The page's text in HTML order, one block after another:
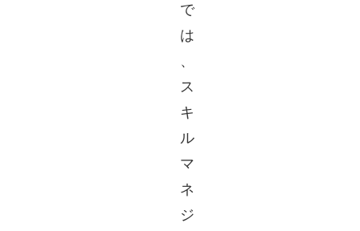
で
は
、
ス
キ
ル
マ
ネ
ジ